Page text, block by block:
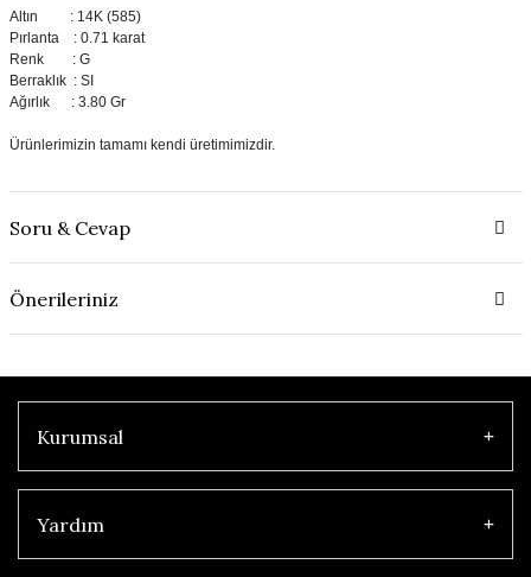
Altın : 14K (585)
Pırlanta : 0.71 karat
Renk : G
Berraklık : SI
Ağırlık : 3.80 Gr
Ürünlerimizin tamamı kendi üretimimizdir.
Soru & Cevap
Önerileriniz
Kurumsal
Yardım